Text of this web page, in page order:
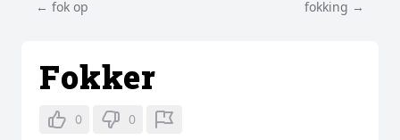
← fok op fokking →
Fokker
0 0